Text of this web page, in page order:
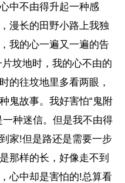
中不由得升起一种感
漫长的田野小路上我独
我的心一遍又一遍的告
坟地时，我的心不由的
的往坟地里多看两眼，
鬼故事。我好害怕“鬼附
种迷信。但是我不由得
家!但是路还是需要一步
那样的长，好像走不到
心中却是害怕的!总算看